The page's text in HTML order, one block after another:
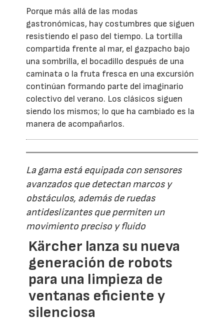
Porque más allá de las modas
gastronómicas, hay costumbres que siguen
resistiendo el paso del tiempo. La tortilla
compartida frente al mar, el gazpacho bajo
una sombrilla, el bocadillo después de una
caminata o la fruta fresca en una excursión
continúan formando parte del imaginario
colectivo del verano. Los clásicos siguen
siendo los mismos; lo que ha cambiado es la
manera de acompañarlos.
La gama está equipada con sensores
avanzados que detectan marcos y
obstáculos, además de ruedas
antideslizantes que permiten un
movimiento preciso y fluido
Kärcher lanza su nueva
generación de robots
para una limpieza de
ventanas eficiente y
silenciosa